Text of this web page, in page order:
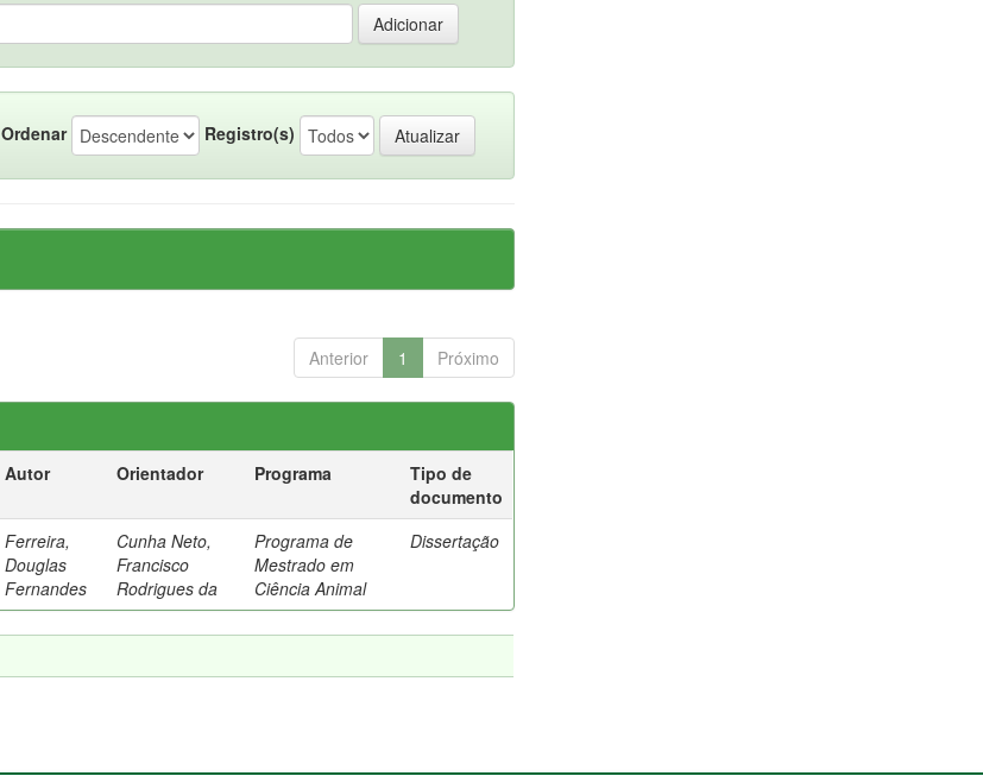
Ordenar Registro(s)
Anterior 1 Próximo
Autor Orientador Programa
Tipo de
documento
Ferreira,
Douglas
Fernandes
Cunha Neto,
Francisco
Rodrigues da
Programa de
Mestrado em
Ciência Animal
Dissertação